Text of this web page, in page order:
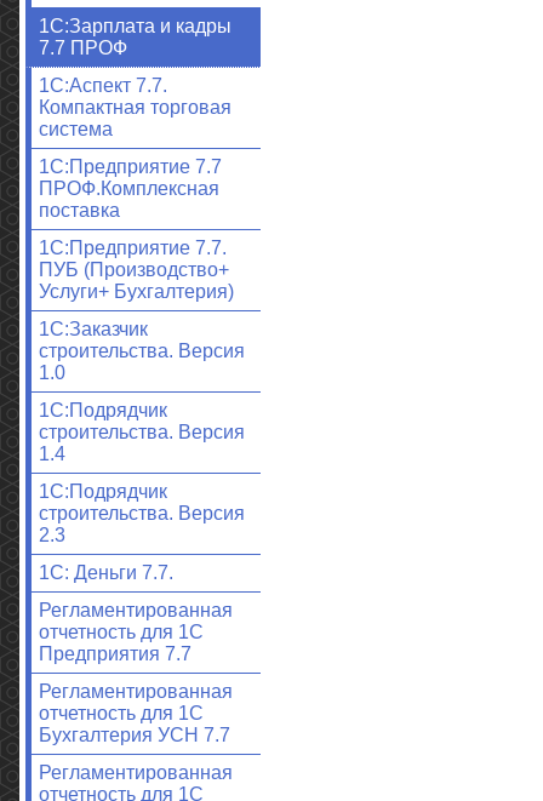
1С:Зарплата и кадры
7.7 ПРОФ
1С:Аспект 7.7.
Компактная торговая
система
1С:Предприятие 7.7
ПРОФ.Комплексная
поставка
1С:Предприятие 7.7.
ПУБ (Производство+
Услуги+ Бухгалтерия)
1С:Заказчик
строительства. Версия
1.0
1С:Подрядчик
строительства. Версия
1.4
1С:Подрядчик
строительства. Версия
2.3
1С: Деньги 7.7.
Регламентированная
отчетность для 1С
Предприятия 7.7
Регламентированная
отчетность для 1С
Бухгалтерия УСН 7.7
Регламентированная
отчетность для 1С